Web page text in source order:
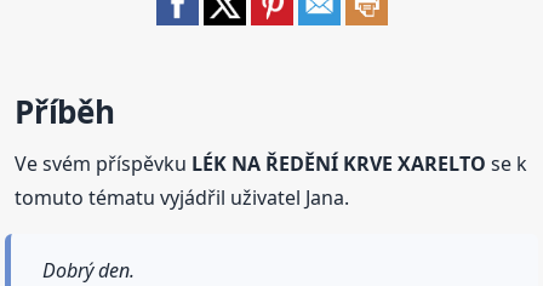
Příběh
Ve svém příspěvku LÉK NA ŘEDĚNÍ KRVE XARELTO se k
tomuto tématu vyjádřil uživatel Jana.
Dobrý den.